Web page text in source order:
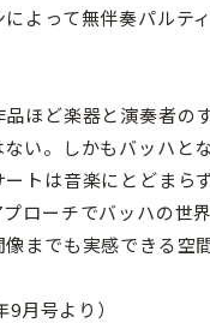
よって無伴奏パルテ
ほど楽器と演奏者の
い。しかもバッハと
トは音楽にとどまら
ローチでバッハの世
までも実感できる空
9月号より）